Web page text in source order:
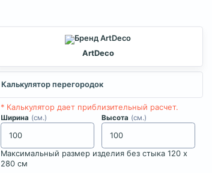
ArtDeco
Калькулятор перегородок
* Калькулятор дает приблизительный расчет.
Ширина (cм.) Высота (cм.)
Максимальный размер изделия без стыка 120 x
280 см